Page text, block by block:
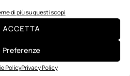
di più su questi scopi
ACCETTA
Preferenze
PolicyPrivacy Policy